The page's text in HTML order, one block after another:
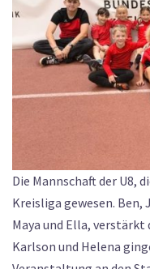
Die Mannschaft der U8,
Kreisliga gewesen. Ben,
Maya und Ella, verstärkt
Karlson und Helena